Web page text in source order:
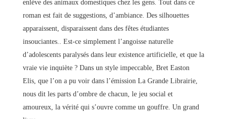
enlève des animaux domestiques chez les gens. Tout dans ce
roman est fait de suggestions, d’ambiance. Des silhouettes
apparaissent, disparaissent dans des fêtes étudiantes
insouciantes.. Est-ce simplement l’angoisse naturelle
d’adolescents paralysés dans leur existence artificielle, et que la
vraie vie inquiète ? Dans un style impeccable, Bret Easton
Elis, que l’on a pu voir dans l’émission La Grande Librairie,
nous dit les parts d’ombre de chacun, le jeu social et
amoureux, la vérité qui s’ouvre comme un gouffre. Un grand